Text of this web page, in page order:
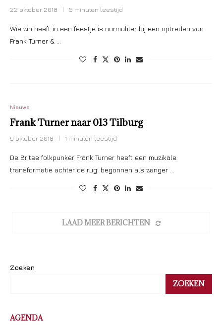
22 oktober 2018 5 minuten leestijd
Wie zin heeft in een feestje is normaliter bij een optreden van
Frank Turner & …
Nieuws
Frank Turner naar 013 Tilburg
9 oktober 2018 1 minuten leestijd
De Britse folkpunker Frank Turner heeft een muzikale
transformatie achter de rug: begonnen als zanger …
LAAD MEER BERICHTEN
Zoeken
ZOEKEN
AGENDA